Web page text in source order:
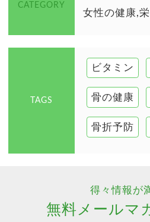
CATEGORY
女性の健康
TAGS
ビタミン
骨の健康
骨折予防
得々情報が
無料メールマ